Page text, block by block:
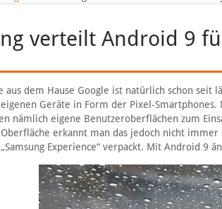
verteilt Android 9
aus dem Hause Google ist natürlich schon
Geräte in Form der Pixel-
nämlich eigene Benutzeroberflächen zum
erkannt man das jedoch nicht
Experience“ verpackt. Mit Android 9